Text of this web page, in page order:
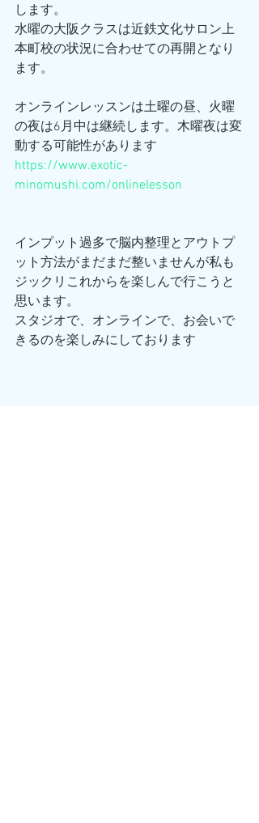
します。
水曜の大阪クラスは近鉄文化サロン上
本町校の状況に合わせての再開となり
ます。
オンラインレッスンは土曜の昼、火曜
の夜は6月中は継続します。木曜夜は変
動する可能性があります
https://www.exotic-
minomushi.com/onlinelesson
インプット過多で脳内整理とアウトプ
ット方法がまだまだ整いませんが私も
ジックリこれからを楽しんで行こうと
思います。
スタジオで、オンラインで、お会いで
きるのを楽しみにしております